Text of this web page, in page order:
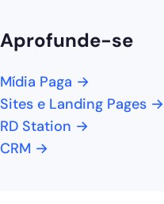
Aprofunde-se
Mídia Paga →
Sites e Landing Pages →
RD Station →
CRM →